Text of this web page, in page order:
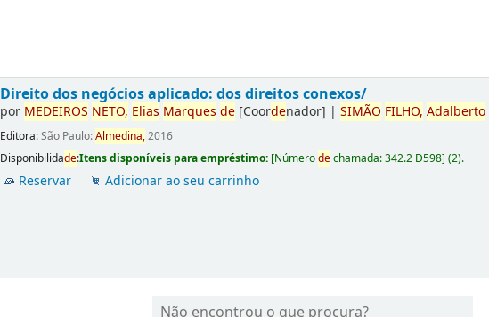
Direito dos negócios aplicado: dos direitos conexos/
por MEDEIROS NETO, Elias Marques de [Coordenador] |SIMÃO FILHO, Adalberto
Editora:São Paulo:Almedina,2016
Disponibilidade:Itens disponíveis para empréstimo: [Númerodechamada:342.2 D598](2).
Reservar Adicionar ao seu carrinho